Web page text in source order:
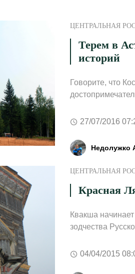
ЦЕНТРАЛЬНАЯ
Терем в
историй
Говорите, что
27/07/2016
Недолужко
ЦЕНТРАЛЬНАЯ
Красная
Квакша
зодчества
04/04/2015